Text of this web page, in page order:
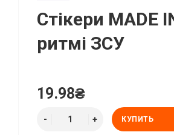
Стікери MADE
ритмі ЗСУ
19.98₴
КУПИТЬ